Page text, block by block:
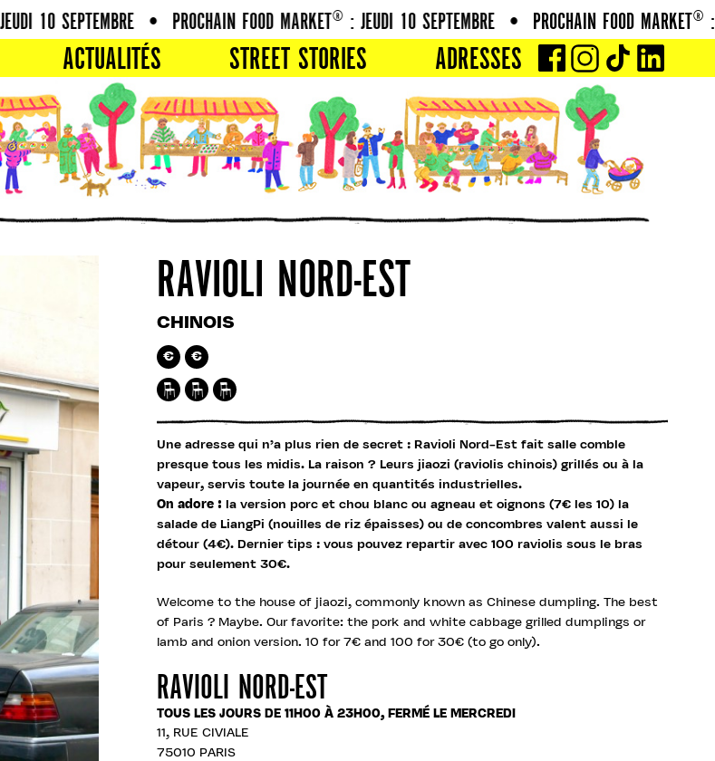
10 SEPTEMBRE • PROCHAIN FOOD MARKET® : JEUDI 10 SEPTEMBRE • PROCHAIN FOOD MARKET®
ACTUALITÉS STREET STORIES ADRESSES
RAVIOLI NORD-EST
CHINOIS
€ €
Une adresse qui n’a plus rien de secret : Ravioli Nord-Est fait salle comble
presque tous les midis. La raison ? Leurs jiaozi (raviolis chinois) grillés ou à la
vapeur, servis toute la journée en quantités industrielles.
On adore : la version porc et chou blanc ou agneau et oignons (7€ les 10) la
salade de LiangPi (nouilles de riz épaisses) ou de concombres valent aussi le
détour (4€). Dernier tips : vous pouvez repartir avec 100 raviolis sous le bras
pour seulement 30€.
Welcome to the house of jiaozi, commonly known as Chinese dumpling. The best
of Paris ? Maybe. Our favorite: the pork and white cabbage grilled dumplings or
lamb and onion version. 10 for 7€ and 100 for 30€ (to go only).
RAVIOLI NORD-EST
TOUS LES JOURS DE 11H00 À 23H00, FERMÉ LE MERCREDI
11, RUE CIVIALE
75010 PARIS